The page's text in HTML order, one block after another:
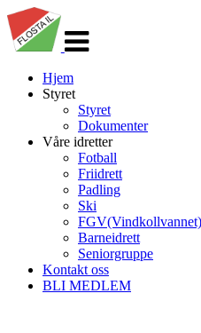
navigasjon
Hjem
Styret
Styret
Dokumenter
Våre idretter
Fotball
Friidrett
Padling
Ski
FGV(Vindkollvannet)
Barneidrett
Seniorgruppe
Kontakt oss
BLI MEDLEM